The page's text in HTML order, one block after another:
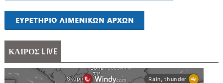
ΚΑΙΡΟΣ LIVE